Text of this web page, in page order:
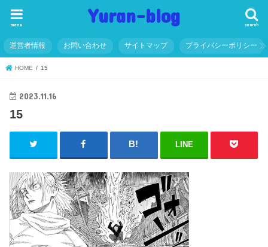
Yuran-blog search
menu
運営者情報 お問い合わせ サイトマップ プライバシーポリシー
HOME 15
2023.11.16
15
LINE